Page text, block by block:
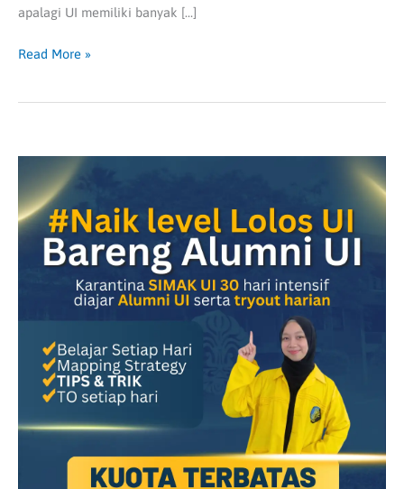
apalagi UI memiliki banyak […]
Read More »